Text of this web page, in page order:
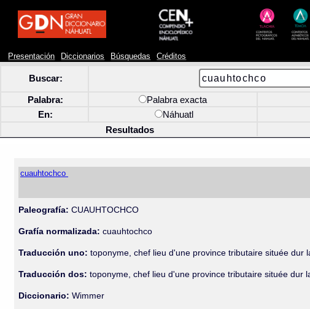
Presentación Diccionarios Búsquedas Créditos
Buscar:
Palabra: Palabra exacta
En:
Náhuatl
Resultados
cuauhtochco
Paleografía: CUAUHTOCHCO
Grafía normalizada: cuauhtochco
Traducción uno: toponyme, chef lieu d'une province tributaire située dur
Traducción dos: toponyme, chef lieu d'une province tributaire située dur
Diccionario:Wimmer